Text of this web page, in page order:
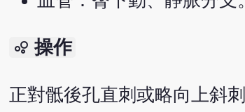
bubble_chart 操作
正對骶後孔直刺或略向上斜